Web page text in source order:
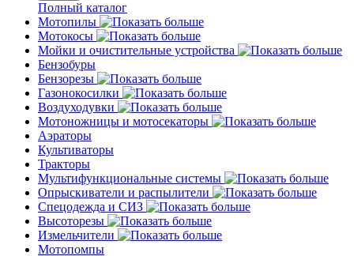
Полный каталог
Мотопилы
Мотокосы
Мойки и очистительные устройства
Бензобуры
Бензорезы
Газонокосилки
Воздуходувки
Мотоножницы и мотосекаторы
Аэраторы
Культиваторы
Тракторы
Мультифункциональные системы
Опрыскиватели и распылители
Спецодежда и СИЗ
Высоторезы
Измельчители
Мотопомпы